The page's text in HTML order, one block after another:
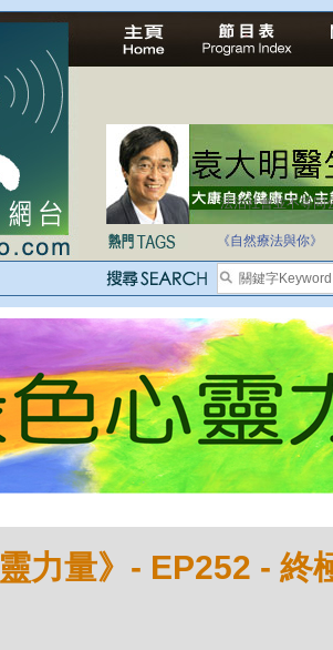
法治社會並不等同
自家教育合法化-
《自然療法與你》
靈力量》- EP252 - 終